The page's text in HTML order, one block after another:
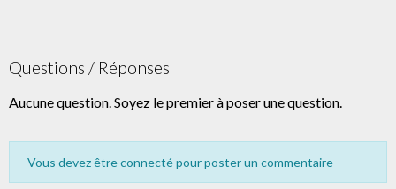
Questions / Réponses
Aucune question. Soyez le premier à poser une question.
Vous devez être connecté pour poster un commentaire